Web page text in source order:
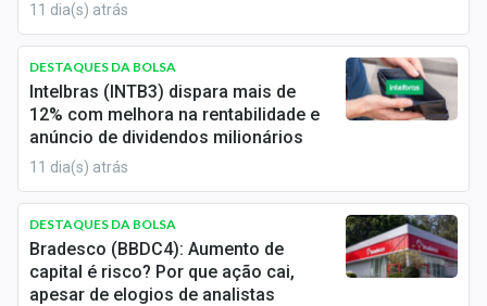
Contato
11 dia(s) atrás
DESTAQUES DA BOLSA
Intelbras (INTB3) dispara mais de
12% com melhora na rentabilidade e
anúncio de dividendos milionários
11 dia(s) atrás
DESTAQUES DA BOLSA
Bradesco (BBDC4): Aumento de
capital é risco? Por que ação cai,
apesar de elogios de analistas